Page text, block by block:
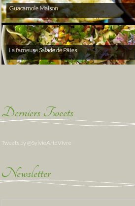
Guacamole Maison
La fameuse Salade de Pâtes
Derniers Tweets
Tweets by @SylvieArtdVivre
Newsletter